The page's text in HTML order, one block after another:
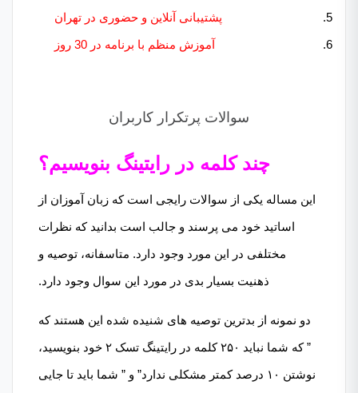
پشتیبانی آنلاین و حضوری در تهران
آموزش منظم با برنامه در 30 روز
سوالات پرتکرار کاربران
چند کلمه در رایتینگ بنویسیم؟
این مساله یکی از سوالات رایجی است که زبان آموزان از
اساتید خود می پرسند و جالب است بدانید که نظرات
مختلفی در این مورد وجود دارد. متاسفانه، توصیه و
ذهنیت بسیار بدی در مورد این سوال وجود دارد.
دو نمونه از بدترین توصیه های شنیده شده این هستند که
” که شما نباید ۲۵۰ کلمه در رایتینگ تسک ۲ خود بنویسید،
نوشتن ۱۰ درصد کمتر مشکلی ندارد” و ” شما باید تا جایی